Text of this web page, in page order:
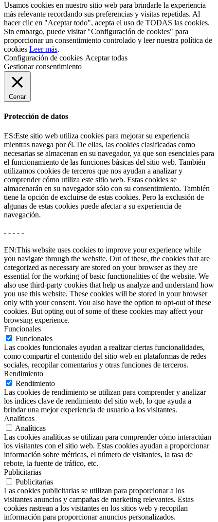
Usamos cookies en nuestro sitio web para brindarle la experiencia
más relevante recordando sus preferencias y visitas repetidas. Al
hacer clic en "Aceptar todo", acepta el uso de TODAS las cookies.
Sin embargo, puede visitar "Configuración de cookies" para
proporcionar un consentimiento controlado y leer nuestra política de
cookies Leer más.
Configuración de cookies Aceptar todas
Gestionar consentimiento
Cerrar
Protección de datos
ES:Este sitio web utiliza cookies para mejorar su experiencia
mientras navega por él. De ellas, las cookies clasificadas como
necesarias se almacenan en su navegador, ya que son esenciales para
el funcionamiento de las funciones básicas del sitio web. También
utilizamos cookies de terceros que nos ayudan a analizar y
comprender cómo utiliza este sitio web. Estas cookies se
almacenarán en su navegador sólo con su consentimiento. También
tiene la opción de excluirse de estas cookies. Pero la exclusión de
algunas de estas cookies puede afectar a su experiencia de
navegación.
- - - - -
EN:This website uses cookies to improve your experience while
you navigate through the website. Out of these, the cookies that are
categorized as necessary are stored on your browser as they are
essential for the working of basic functionalities of the website. We
also use third-party cookies that help us analyze and understand how
you use this website. These cookies will be stored in your browser
only with your consent. You also have the option to opt-out of these
cookies. But opting out of some of these cookies may affect your
browsing experience.
Funcionales
Funcionales
Las cookies funcionales ayudan a realizar ciertas funcionalidades,
como compartir el contenido del sitio web en plataformas de redes
sociales, recopilar comentarios y otras funciones de terceros.
Rendimiento
Rendimiento
Las cookies de rendimiento se utilizan para comprender y analizar
los índices clave de rendimiento del sitio web, lo que ayuda a
brindar una mejor experiencia de usuario a los visitantes.
Analíticas
Analíticas
Las cookies analíticas se utilizan para comprender cómo interactúan
los visitantes con el sitio web. Estas cookies ayudan a proporcionar
información sobre métricas, el número de visitantes, la tasa de
rebote, la fuente de tráfico, etc.
Publicitarias
Publicitarias
Las cookies publicitarias se utilizan para proporcionar a los
visitantes anuncios y campañas de marketing relevantes. Estas
cookies rastrean a los visitantes en los sitios web y recopilan
información para proporcionar anuncios personalizados.